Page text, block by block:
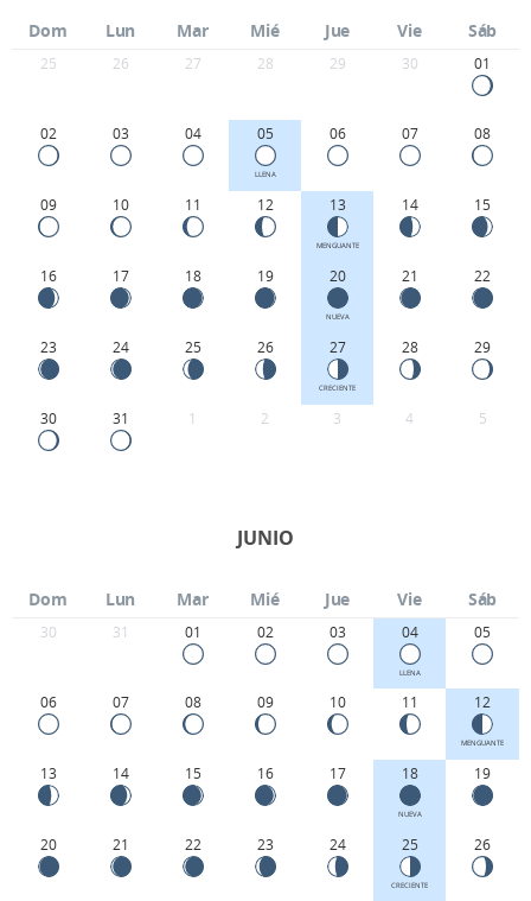
Dom Lun Mar Mié Jue Vie Sáb
25 26 27 28 29 30 01
02 03 04 05
LLENA
06 07 08
09 10 11 12 13
MENGUANTE
14 15
16 17 18 19 20
NUEVA
21 22
23 24 25 26 27
CRECIENTE
28 29
30 31 1 2 3 4 5
JUNIO
Dom Lun Mar Mié Jue Vie Sáb
30 31 01 02 03 04
LLENA
05
06 07 08 09 10 11 12
MENGUANTE
13 14 15 16 17 18
NUEVA
19
20 21 22 23 24 25
CRECIENTE
26